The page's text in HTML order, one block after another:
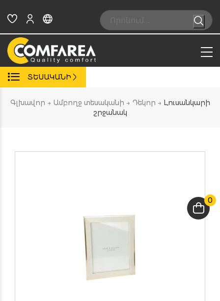
content
Search:
0
ՏԵՍԱԿԱՆԻ
Գլխավոր → Ամբողջ տեսականի → Դեկոր → Լուսանկարի
շրջանակ